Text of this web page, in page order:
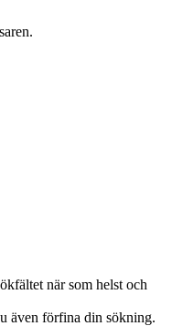
när som helst och
även förfina din sökning.